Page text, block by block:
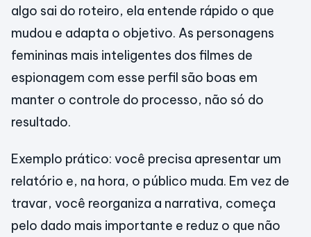
algo sai do roteiro, ela entende rápido o que
mudou e adapta o objetivo. As personagens
femininas mais inteligentes dos filmes de
espionagem com esse perfil são boas em
manter o controle do processo, não só do
resultado.
Exemplo prático: você precisa apresentar um
relatório e, na hora, o público muda. Em vez de
travar, você reorganiza a narrativa, começa
pelo dado mais importante e reduz o que não